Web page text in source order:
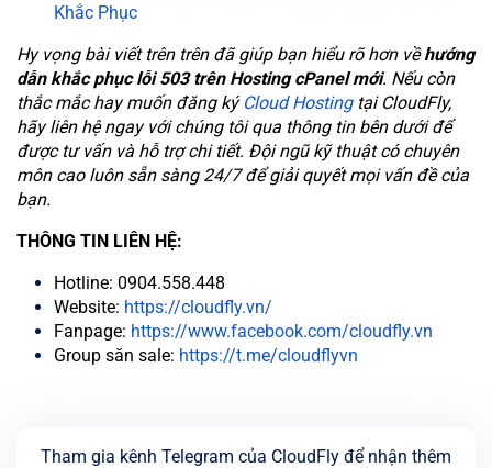
Khắc Phục
Hy vọng bài viết trên trên đã giúp bạn hiểu rõ hơn vềhướng
dẫn khắc phục lỗi 503 trên Hosting cPanel mới. Nếu còn
thắc mắc hay muốn đăng ký Cloud Hostingtại CloudFly,
hãy liên hệ ngay với chúng tôi qua thông tin bên dưới để
được tư vấn và hỗ trợ chi tiết. Đội ngũ kỹ thuật có chuyên
môn cao luôn sẵn sàng 24/7 để giải quyết mọi vấn đề của
bạn.
THÔNG TIN LIÊN HỆ:
Hotline: 0904.558.448
Website: https://cloudfly.vn/
Fanpage: https://www.facebook.com/cloudfly.vn
Group săn sale: https://t.me/cloudflyvn
Tham gia kênh Telegram của CloudFly để nhận thêm